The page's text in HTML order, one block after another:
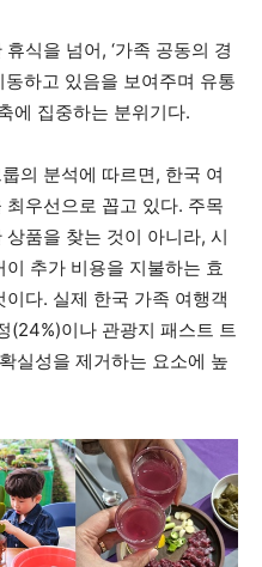
식을 넘어, ‘가족 공동의 경
하고 있음을 보여주며 유통
에 집중하는 분위기다.
의 분석에 따르면, 한국 여
우선으로 꼽고 있다. 주목
품을 찾는 것이 아니라, 시
추가 비용을 지불하는 효
다. 실제 한국 가족 여행객
(24%)이나 관광지 패스트 트
실성을 제거하는 요소에 높